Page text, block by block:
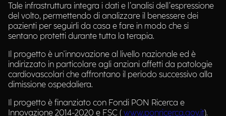
Tale infrastruttura integra i dati e l’analisi dell’espressione
del volto, permettendo di analizzare il benessere dei
pazienti per seguirli da casa e fare in modo che si
sentano protetti durante tutta la terapia.
Il progetto è un'innovazione al livello nazionale ed è
indirizzato in particolare agli anziani affetti da patologie
cardiovascolari che affrontano il periodo successivo alla
dimissione ospedaliera.
Il progetto è finanziato con Fondi PON Ricerca e
Innovazione 2014-2020 e FSC ( www.ponricerca.gov.it).